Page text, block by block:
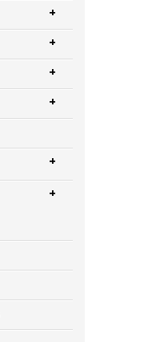
+
+
+
+
+
+